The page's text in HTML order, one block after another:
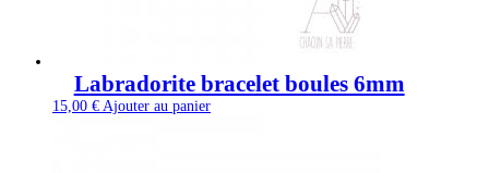
Labradorite bracelet boules 6mm
15,00 € Ajouter au panier